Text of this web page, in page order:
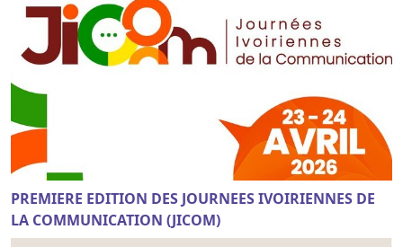
PREMIERE EDITION DES JOURNEES IVOIRIENNES DE
LA COMMUNICATION (JICOM)